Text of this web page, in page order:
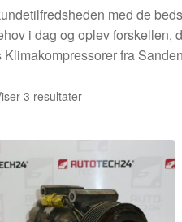
med de
i dag og oplev forskellen,
fra
3 resultaterSorteret